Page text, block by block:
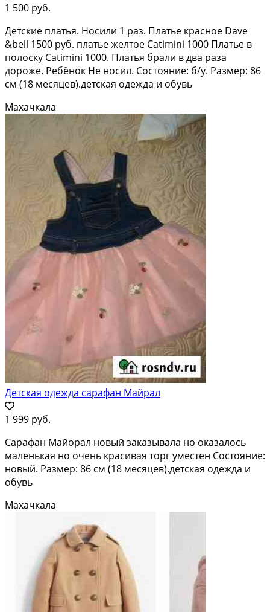
1 500 руб.
Детские платья. Носили 1 раз. Платье красное Dave
&bell 1500 руб. платье желтое Catimini 1000 Платье в
полоску Catimini 1000. Платья брали в два раза
дороже. Ребёнок Не носил. Состояние: б/у. Размер: 86
см (18 месяцев).детская одежда и обувь
Махачкала
Детская одежда сарафан Майрал
1 999 руб.
Сарафан Майорал новый заказывала но оказалось
маленькая но очень красивая торг уместен Состояние:
новый. Размер: 86 см (18 месяцев).детская одежда и
обувь
Махачкала